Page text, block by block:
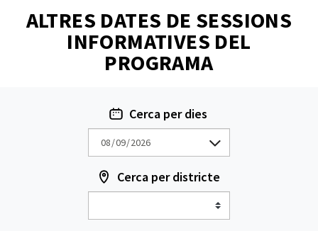
ALTRES DATES DE SESSIONS
INFORMATIVES DEL
PROGRAMA
Cerca per dies
Cerca per districte